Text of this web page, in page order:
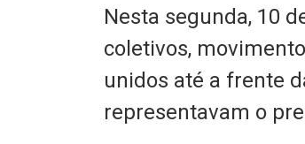
Nesta segunda, 10
coletivos,
unidos até a frente
representavam o